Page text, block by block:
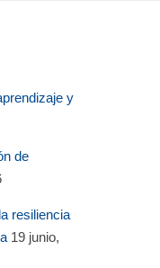
y
de
resiliencia
19 junio,